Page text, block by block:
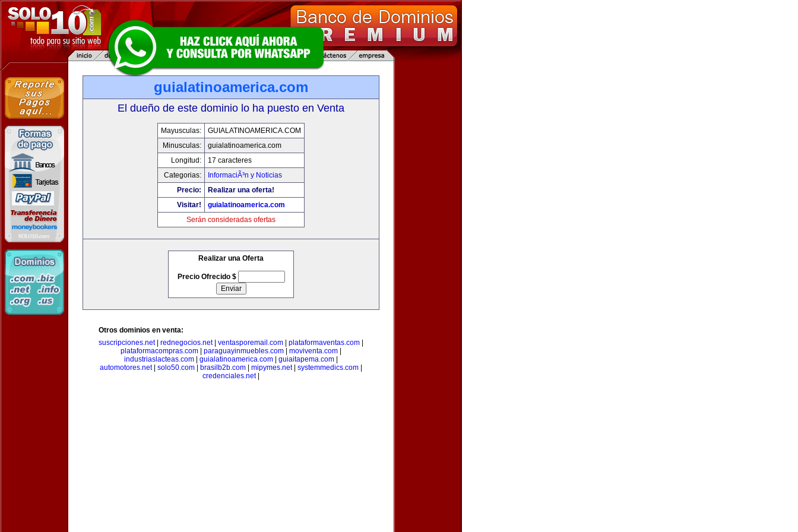
guialatinoamerica.com
El dueño de este dominio lo ha puesto en Venta
Mayusculas:
GUIALATINOAMERICA.COM
Minusculas:
guialatinoamerica.com
Longitud:
17 caracteres
Categorias:
InformaciÃ³n y Noticias
Precio:
Realizar una oferta!
Visitar!
guialatinoamerica.com
Serán consideradas ofertas
Realizar una Oferta
Precio Ofrecido $
Otros dominios en venta:
suscripciones.net| rednegocios.net| ventasporemail.com plataformaventas.com
plataformacompras.com
paraguayinmuebles.com moviventa.com
industriaslacteas.com
guialatinoamerica.com guiaitapema.com
automotores.net| solo50.com brasilb2b.com mipymes.net| systemmedics.com
credenciales.net|